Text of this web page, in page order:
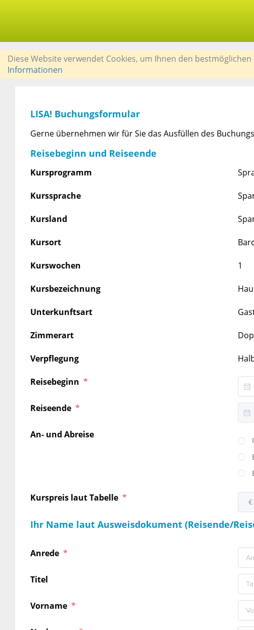
Diese Website verwendet Cookies, um Ihnen den
Informationen
LISA! Buchungsformular
Gerne übernehmen wir für Sie das Ausfüllen des
Reisebeginn und Reiseende
Kursprogramm
Kurssprache
Kursland
Kursort
Kurswochen 1
Kursbezeichnung
Unterkunftsart
Zimmerart
Verpflegung
Reisebeginn
Reiseende
An- und Abreise
Kurspreis laut Tabelle €
Ihr Name laut Ausweisdokument (Reisende/
Anrede
Titel
Vorname